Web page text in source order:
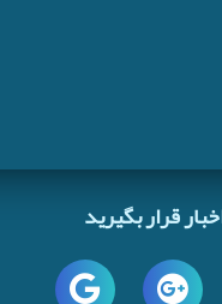
قرار بگیرید